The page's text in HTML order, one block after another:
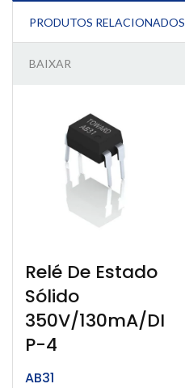
PRODUTOS RELACIONADOS
BAIXAR
Relé De Estado
Sólido
350V/130mA/DI
P-4
AB31